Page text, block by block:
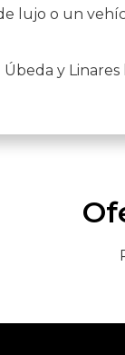
lujo o un
y